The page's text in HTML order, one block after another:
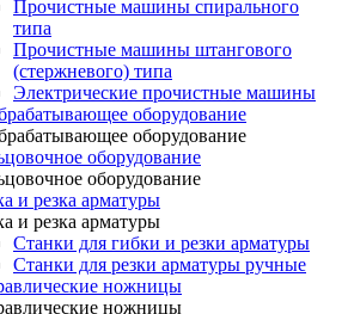
Прочистные машины спирального
типа
Прочистные машины штангового
(стержневого) типа
Электрические прочистные машины
оборудование
оборудование
оборудование
оборудование
и резка арматуры
и резка арматуры
Станки для гибки и резки арматуры
Станки для резки арматуры ручные
ножницы
ножницы